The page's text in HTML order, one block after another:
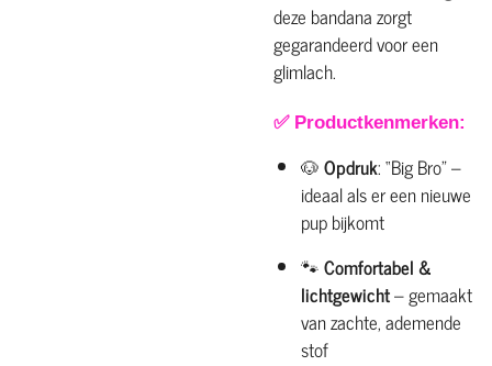
deze bandana zorgt
gegarandeerd voor een
glimlach.
✅ Productkenmerken:
🐶Opdruk: “Big Bro” –
ideaal als er een nieuwe
pup bijkomt
🐾Comfortabel &
lichtgewicht– gemaakt
van zachte, ademende
stof